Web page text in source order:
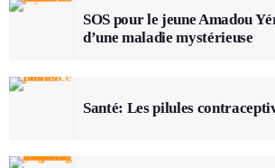
SOS pour le jeune Amadou
d’une maladie mystérieuse
Santé: Les pilules